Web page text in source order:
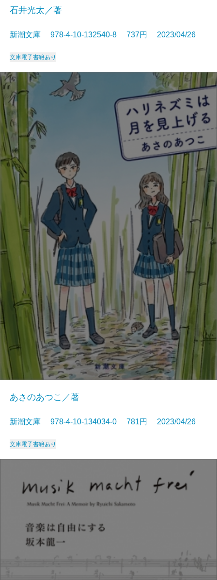
石井光太／著
新潮文庫 978-4-10-132540-8 737円 2023/04/26
文庫電子書籍あり
あさのあつこ／著
新潮文庫 978-4-10-134034-0 781円 2023/04/26
文庫電子書籍あり